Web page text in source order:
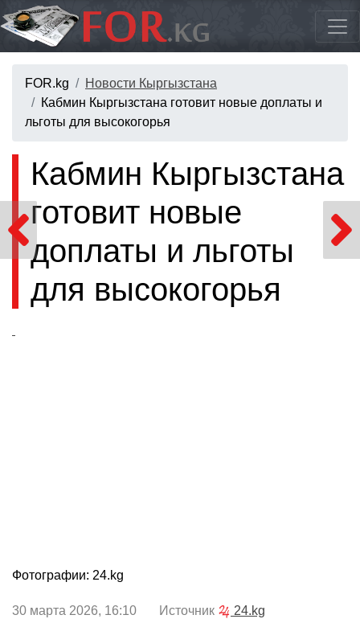
FOR.kg
Новости Кыргызстана
Кабмин Кыргызстана готовит новые доплаты и
льготы для высокогорья
Кабмин Кыргызстана
готовит новые
доплаты и льготы
для высокогорья
Фотографии: 24.kg
30 марта 2026, 16:10 Источник
24.kg